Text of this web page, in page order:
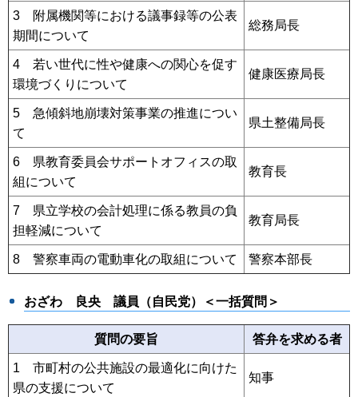
3 附属機関等における議事録等の公表
期間について
総務局長
4 若い世代に性や健康への関心を促す
環境づくりについて
健康医療局長
5 急傾斜地崩壊対策事業の推進につい
て
県土整備局長
6 県教育委員会サポートオフィスの取
組について
教育長
7 県立学校の会計処理に係る教員の負
担軽減について
教育局長
8 警察車両の電動車化の取組について 警察本部長
おざわ 良央 議員（自民党）＜一括質問＞
質問の要旨 答弁を求める者
1 市町村の公共施設の最適化に向けた
県の支援について
知事